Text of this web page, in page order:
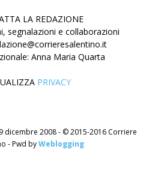
LA REDAZIONE
segnalazioni e collaborazioni
Anna Maria Quarta
PRIVACY
dicembre 2008 - © 2015-2016 Corriere
- Pwd byWeblogging